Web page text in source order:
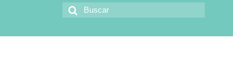
Buscar
por: